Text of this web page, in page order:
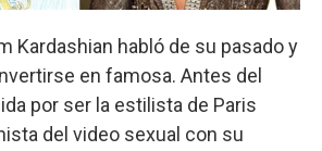
Kardashian habló de su pasado y
en famosa. Antes del
por ser la estilista de Paris
del video sexual con su